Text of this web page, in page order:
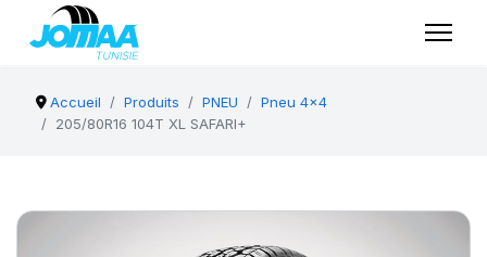
Accueil Produits PNEU
Pneu 4x4
205/80R16 104T XL SAFARI+